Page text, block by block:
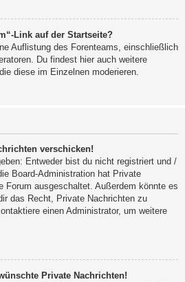
Link auf der Startseite?
Auflistung des Forenteams, einschließlich
Du findest hier auch weitere
diese im Einzelnen moderieren.
verschicken!
Entweder bist du nicht registriert und /
Board-Administration hat Private
Forum ausgeschaltet. Außerdem könnte es
das Recht, Private Nachrichten zu
einen Administrator, um weitere
Private Nachrichten!